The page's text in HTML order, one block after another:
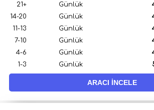
21+
Günlük
14-20
Günlük
11-13
Günlük
7-10
Günlük
4-6
Günlük
1-3
Günlük
ARACI İNCELE